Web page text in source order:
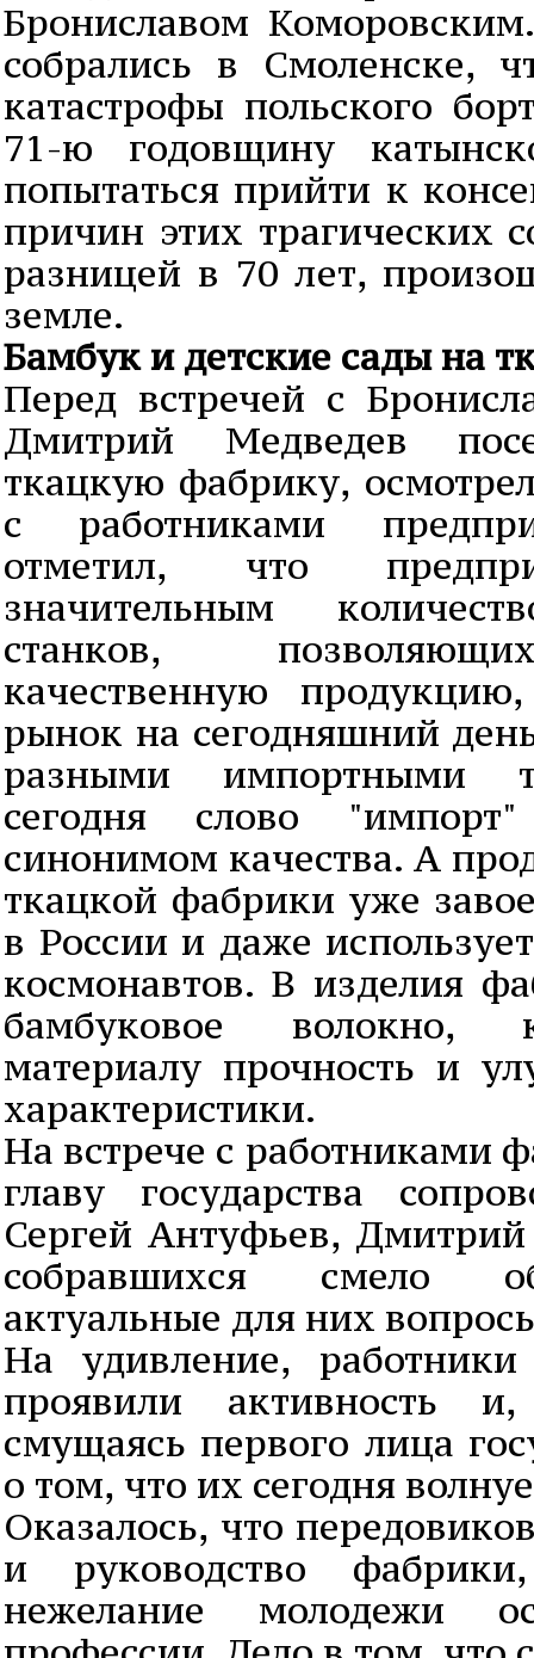
Брониславом
собрались в Смоленске,
катастрофы польского
71-ю годовщину
попытаться прийти к
причин этих трагических
разницей в 70 лет,
земле.
Бамбук и детские сады на
Перед встречей с
Дмитрий Медведев
ткацкую фабрику,
с работниками
отметил, что
значительным
станков,
качественную
рынок на сегодняшний
разными импортными
сегодня слово
синонимом качества. А
ткацкой фабрики уже
в России и даже
космонавтов. В изделия
бамбуковое волокно,
материалу прочность и
характеристики.
На встрече с работниками
главу государства
Сергей Антуфьев,
собравшихся смело
актуальные для них
На удивление,
проявили активность
смущаясь первого лица
о том, что их сегодня
Оказалось, что
и руководство
нежелание молодежи